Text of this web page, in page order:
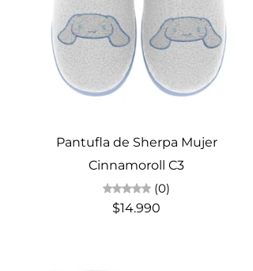
Pantufla de Sherpa Mujer
Cinnamoroll C3
(0)
$14.990